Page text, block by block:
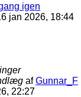
igen
jan 2026, 18:44
afGunnar_F
22:27